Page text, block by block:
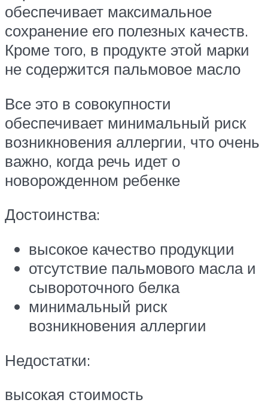
обеспечивает максимальное
сохранение его полезных качеств.
Кроме того, в продукте этой марки
не содержится пальмовое масло
Все это в совокупности
обеспечивает минимальный риск
возникновения аллергии, что очень
важно, когда речь идет о
новорожденном ребенке
Достоинства:
высокое качество продукции
отсутствие пальмового масла и
сывороточного белка
минимальный риск
возникновения аллергии
Недостатки:
высокая стоимость